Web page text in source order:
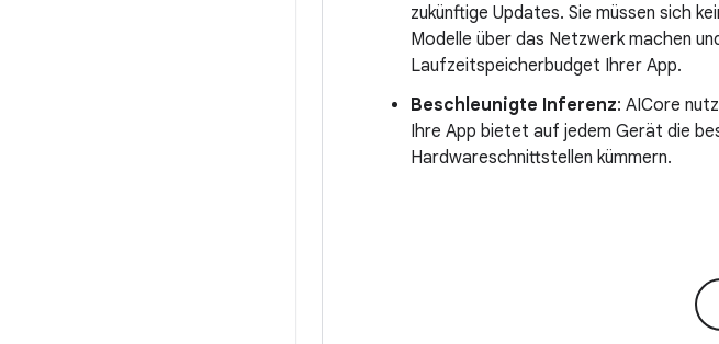
zukünftige Updates. Sie müssen sich
Modelle über das Netzwerk machen
Laufzeitspeicherbudget Ihrer App.
Beschleunigte Inferenz: AICore
Ihre App bietet auf jedem Gerät die
Hardwareschnittstellen kümmern.